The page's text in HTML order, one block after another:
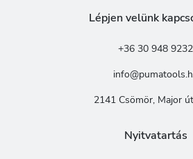
Lépjen velünk
+36 30 948 9232
2141 Csömör, Major
Nyitvatartás